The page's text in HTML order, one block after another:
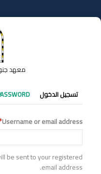
إلى
المحتوى
معهد
التبويبات
الأساسية
تسجيل الدخول
Username or email address
be sent to your registered
email address.